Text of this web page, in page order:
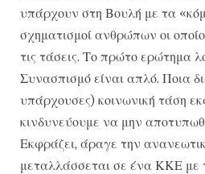
υπάρχουν στη Βουλή με τα
σχηματισμοί ανθρώπων οι
τις τάσεις. Το πρώτο ερώτημα
Συνασπισμό είναι απλό. Ποια
υπάρχουσες) κοινωνική τάση
κινδυνεύουμε να μην
Εκφράζει, άραγε την
μεταλλάσσεται σε ένα ΚΚΕ με